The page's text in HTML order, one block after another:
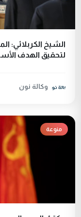
الشيخ الكربلائي:
لتحقيق الهدف
وكالة نون
منوعة